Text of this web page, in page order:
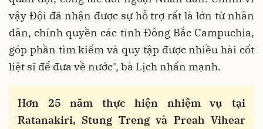
vậy Đội đã nhận được sự hỗ trợ rất là lớn từ nhân
dân, chính quyền các tỉnh Đông Bắc Campuchia,
góp phần tìm kiếm và quy tập được nhiều hài cốt
liệt sĩ để đưa về nước", bà Lịch nhấn mạnh.
Hơn 25 năm thực hiện nhiệm vụ tại
Ratanakiri, Stung Treng và Preah Vihear